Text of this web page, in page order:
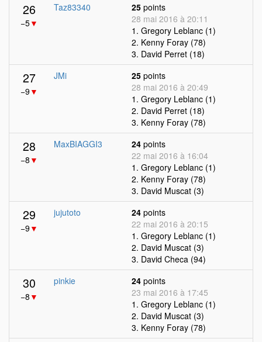
26
−5▼
Taz83340 25 points
28 mai 2016 à 20:11
1. Gregory Leblanc (1)
2. Kenny Foray (78)
3. David Perret (18)
27
−9▼
JMi 25 points
28 mai 2016 à 20:49
1. Gregory Leblanc (1)
2. David Perret (18)
3. Kenny Foray (78)
28
−8 ▼
MaxBIAGGI3 24 points
22 mai 2016 à 16:04
1. Gregory Leblanc (1)
2. Kenny Foray (78)
3. David Muscat (3)
29
−9▼
jujutoto 24 points
22 mai 2016 à 20:15
1. Gregory Leblanc (1)
2. David Muscat (3)
3. David Checa (94)
30
−8 ▼
pinkie 24 points
23 mai 2016 à 17:45
1. Gregory Leblanc (1)
2. David Muscat (3)
3. Kenny Foray (78)